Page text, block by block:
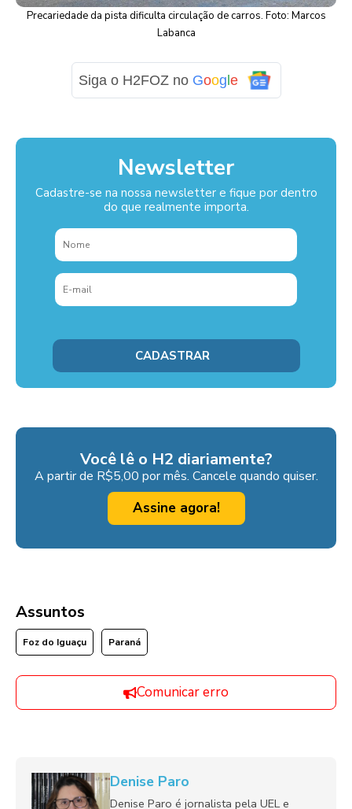
Precariedade da pista dificulta circulação de carros. Foto: Marcos
Labanca
Siga o H2FOZ no Google
Newsletter
Cadastre-se na nossa newsletter e fique por dentro
do que realmente importa.
Você lê o H2 diariamente?
A partir de R$5,00 por mês. Cancele quando quiser.
Assine agora!
Assuntos
Foz do Iguaçu Paraná
Comunicar erro
Denise Paro
Denise Paro é jornalista pela UEL e